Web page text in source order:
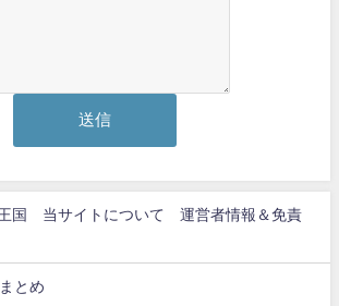
王国 当サイトについて 運営者情報＆免責
とめ